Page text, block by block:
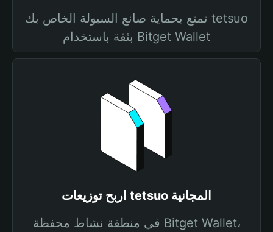
تمتع بحماية صانع السيولة الخاص بك tetsuo
بثقة باستخدام Bitget Wallet
اربح توزيعات tetsuo المجانية
في منطقة نشاط محفظة Bitget Wallet،